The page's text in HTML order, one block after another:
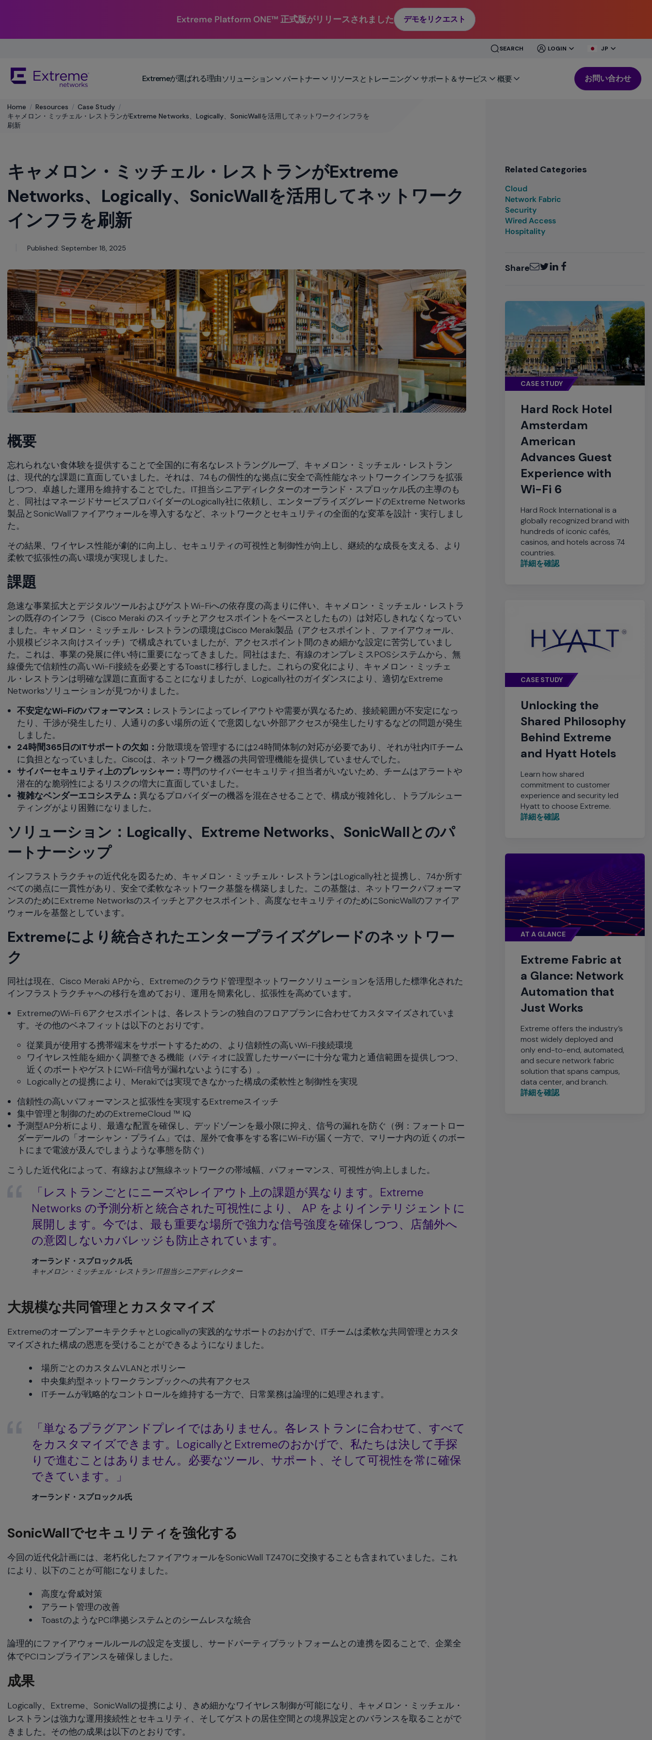
Extreme Platform ONE™ 正式版がリリースされました デモをリクエスト
Content
SEARCH
CLOSE
LOGIN
CLOSE
JP
utilizes
keyboard
keys,
enter,
escape,
spacebar
commands.
Arrow
can
between
previous/next
items
and
also
move
down
into
a
nested
menu.
Enter
will
open
escape
will
close
the
current
menu.
will
open
the
Extremeが選ばれる理由ソリューション パートナー リソースとトレーニング サポート＆サービス 概要 お問い合わせ
​Home / Resources / Case Study /
キャメロン・ミッチェル・レストランがExtreme Networks、Logically、SonicWallを活用してネットワークインフラを
刷新
キャメロン・ミッチェル・レストランがExtreme
Networks、Logically、SonicWallを活用してネットワーク
インフラを刷新
Published: September 18, 2025
概要
忘れられない食体験を提供することで全国的に有名なレストラングループ、キャメロン・ミッチェル・レストラン
は、現代的な課題に直面していました。それは、74もの個性的な拠点に安全で高性能なネットワークインフラを拡張
しつつ、卓越した運用を維持することでした。IT担当シニアディレクターのオーランド・スプロッケル氏の主導のも
と、同社はマネージドサービスプロバイダーのLogically社に依頼し、エンタープライズグレードのExtreme Networks
製品とSonicWallファイアウォールを導入するなど、ネットワークとセキュリティの全面的な変革を設計・実行しまし
た。
その結果、ワイヤレス性能が劇的に向上し、セキュリティの可視性と制御性が向上し、継続的な成長を支える、より
柔軟で拡張性の高い環境が実現しました。
課題
急速な事業拡大とデジタルツールおよびゲストWi-Fiへの依存度の高まりに伴い、キャメロン・ミッチェル・レストラ
ンの既存のインフラ（Cisco Meraki のスイッチとアクセスポイントをベースとしたもの）は対応しきれなくなってい
ました。キャメロン・ミッチェル・レストランの環境はCisco Meraki製品（アクセスポイント、ファイアウォール、
小規模ビジネス向けスイッチ）で構成されていましたが、アクセスポイント間のきめ細かな設定に苦労していまし
た。これは、事業の発展に伴い特に重要になってきました。同社はまた、有線のオンプレミスPOSシステムから、無
線優先で信頼性の高いWi-Fi接続を必要とするToastに移行しました。これらの変化により、キャメロン・ミッチェ
ル・レストランは明確な課題に直面することになりましたが、Logically社のガイダンスにより、適切なExtreme
Networksソリューションが見つかりました。
不安定なWi-Fiのパフォーマンス： レストランによってレイアウトや需要が異なるため、接続範囲が不安定になっ
たり、干渉が発生したり、人通りの多い場所の近くで意図しない外部アクセスが発生したりするなどの問題が発生
しました。
24時間365日のITサポートの欠如： 分散環境を管理するには24時間体制の対応が必要であり、それが社内ITチーム
に負担となっていました。Ciscoは、ネットワーク機器の共同管理機能を提供していませんでした。
サイバーセキュリティ上のプレッシャー： 専門のサイバーセキュリティ担当者がいないため、チームはアラートや
潜在的な脆弱性によるリスクの増大に直面していました。
複雑なベンダーエコシステム： 異なるプロバイダーの機器を混在させることで、構成が複雑化し、トラブルシュー
ティングがより困難になりました。
ソリューション：Logically、Extreme Networks、SonicWallとのパ
ートナーシップ
インフラストラクチャの近代化を図るため、キャメロン・ミッチェル・レストランはLogically社と提携し、74か所す
べての拠点に一貫性があり、安全で柔軟なネットワーク基盤を構築しました。この基盤は、ネットワークパフォーマ
ンスのためにExtreme Networksのスイッチとアクセスポイント、高度なセキュリティのためにSonicWallのファイア
ウォールを基盤としています。
Extremeにより統合されたエンタープライズグレードのネットワー
ク
同社は現在、Cisco Meraki APから、Extremeのクラウド管理型ネットワークソリューションを活用した標準化された
インフラストラクチャへの移行を進めており、運用を簡素化し、拡張性を高めています。
ExtremeのWi-Fi 6アクセスポイントは、各レストランの独自のフロアプランに合わせてカスタマイズされていま
す。その他のベネフィットは以下のとおりです。
従業員が使用する携帯端末をサポートするための、より信頼性の高いWi-Fi接続環境
ワイヤレス性能を細かく調整できる機能（パティオに設置したサーバーに十分な電力と通信範囲を提供しつつ、
近くのボートやゲストにWi-Fi信号が漏れないようにする）。
Logicallyとの提携により、Merakiでは実現できなかった構成の柔軟性と制御性を実現
信頼性の高いパフォーマンスと拡張性を実現するExtremeスイッチ
集中管理と制御のためのExtremeCloud ™ IQ
予測型AP分析により、最適な配置を確保し、デッドゾーンを最小限に抑え、信号の漏れを防ぐ（例：フォートロー
ダーデールの「オーシャン・プライム」では、屋外で食事をする客にWi-Fiが届く一方で、マリーナ内の近くのボー
トにまで電波が及んでしまうような事態を防ぐ）
こうした近代化によって、有線および無線ネットワークの帯域幅、パフォーマンス、可視性が向上しました。
「レストランごとにニーズやレイアウト上の課題が異なります。Extreme
Networks の予測分析と統合された可視性により、 AP をよりインテリジェントに
展開します。今では、最も重要な場所で強力な信号強度を確保しつつ、店舗外へ
の意図しないカバレッジも防止されています。
オーランド・スプロックル氏
キャメロン・ミッチェル・レストラン IT担当シニアディレクター
大規模な共同管理とカスタマイズ
ExtremeのオープンアーキテクチャとLogicallyの実践的なサポートのおかげで、ITチームは柔軟な共同管理とカスタ
マイズされた構成の恩恵を受けることができるようになりました。
場所ごとのカスタムVLANとポリシー
中央集約型ネットワークランブックへの共有アクセス
ITチームが戦略的なコントロールを維持する一方で、日常業務は論理的に処理されます。
「単なるプラグアンドプレイではありません。各レストランに合わせて、すべて
をカスタマイズできます。LogicallyとExtremeのおかげで、私たちは決して手探
りで進むことはありません。必要なツール、サポート、そして可視性を常に確保
できています。」
オーランド・スプロックル氏
SonicWallでセキュリティを強化する
今回の近代化計画には、老朽化したファイアウォールをSonicWall TZ470に交換することも含まれていました。これ
により、以下のことが可能になりました。
高度な脅威対策
アラート管理の改善
ToastのようなPCI準拠システムとのシームレスな統合
論理的にファイアウォールルールの設定を支援し、サードパーティプラットフォームとの連携を図ることで、企業全
体でPCIコンプライアンスを確保しました。
成果
Logically、Extreme、SonicWallの提携により、きめ細かなワイヤレス制御が可能になり、キャメロン・ミッチェル・
レストランは強力な運用接続性とセキュリティ、そしてゲストの居住空間との境界設定とのバランスを取ることがで
きました。その他の成果は以下のとおりです。
Related Categories
Cloud
Network Fabric
Security
Wired Access
Hospitality
ShareEmailTwitter
LinkedInFacebook
CASE STUDY
Hard Rock Hotel
Amsterdam
American
Advances Guest
Experience with
Wi-Fi 6
Hard Rock International is a
globally recognized brand with
hundreds of iconic cafés,
casinos, and hotels across 74
countries.
詳細を確認
CASE STUDY
Unlocking the
Shared Philosophy
Behind Extreme
and Hyatt Hotels
Learn how shared
commitment to customer
experience and security led
Hyatt to choose Extreme.
詳細を確認
AT A GLANCE
Extreme Fabric at
a Glance: Network
Automation that
Just Works
Extreme offers the industry’s
most widely deployed and
only end-to-end, automated,
and secure network fabric
solution that spans campus,
data center, and branch.
詳細を確認